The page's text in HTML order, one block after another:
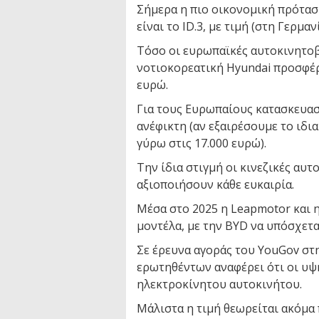
Σήμερα η πιο οικονομική
είναι το ID.3, με τιμή (στη
Τόσο οι ευρωπαϊκές
νοτιοκορεατική Hyundai
ευρώ.
Για τους Ευρωπαίους
ανέφικτη (αν εξαιρέσουμε το
γύρω στις 17.000 ευρώ).
Την ίδια στιγμή οι κινεζικές
αξιοποιήσουν κάθε ευκαιρία.
Μέσα στο 2025 η Leapmotor και
μοντέλα, με την BYD να
Σε έρευνα αγοράς του YouGov
ερωτηθέντων αναφέρει ότι οι
ηλεκτροκίνητου αυτοκινήτου.
Μάλιστα η τιμή θεωρείται